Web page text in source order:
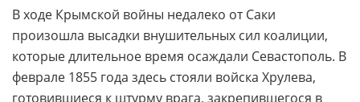
В ходе Крымской войны недалеко от Саки
произошла высадки внушительных сил коалиции,
которые длительное время осаждали Севастополь. В
феврале 1855 года здесь стояли войска Хрулева,
готовившиеся к штурму врага, закрепившегося в